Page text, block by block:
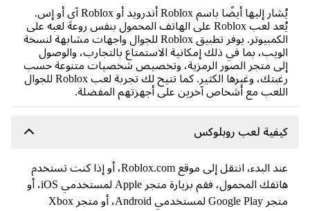
يُشار إليها أيضًا باسم Roblox أندرويد أو Roblox آي أو إس.
يُعد لعب Roblox على الهاتف المحمول بنفس روعة لعبه على
الكمبيوتر. يوفر تطبيق Roblox للجوال واجهات مشابهة لنسخة
بما في ذلك إمكانية الاستمتاع بالتجارب، والوصول
متجر الصور الرمزية، وتخصيص شخصيات متنوعة حسب
رغبتك، وغيرها الكثير. كما تتيح لك تجربة لعب Roblox للجوال
مع أشخاص آخرين على أجهزتهم المفضلة.
لعب روبلوكس
عند البدء، انتقل إلى موقع Roblox.com، أو إذا كنت تستخدم
هاتفك المحمول، فقم بزيارة متجر Apple لمستخدمي iOS، أو
متجر Google Play لمستخدمي Android، أو متجر Xbox